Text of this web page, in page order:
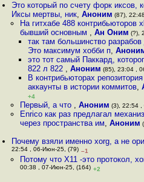
Это который по счету форк иксов,
Иксы мертвы, ник,Аноним (87),
На гитхабе 488 контрибьюторов
бывший основным , Ан Оним (?),
так там большинство
Это максимум хобби п,
это тот самый Паккард,
822 л 822 , Аноним (85), 23:04 ,
В контрибьюторах
аккаунты в истории коммитов,
+4
Первый, а что , Аноним (3), 22:54
Enrico как раз предлагал
через пространства им, Аноним
Почему взяли именно xorg, а не
22:54 , 06-Июн-25, (79) –1
Потому что X11 -это протокол,
00:38 , 07-Июн-25, (164) +2